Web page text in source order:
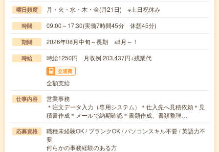
曜日頻度 月・火・水・木・金(月21日) ※土日祝休み
時間 09:00～17:30(実働7時間45分 休憩45分)
期間 2026年08月中旬～長期 ※8月～！
時給 時給1250円 月収例 203,437円+残業代
交通費
全額支給
仕事内容
営業事務
＊注文データ入力（専用システム）＊仕入先へ見積依頼＊見
積書作成＊メールで納期確認＊書類作成、書類整理…
応募資格
職種未経験OK / ブランクOK / パソコンスキル不要 / 英語力不
要
何らかの事務経験のある方